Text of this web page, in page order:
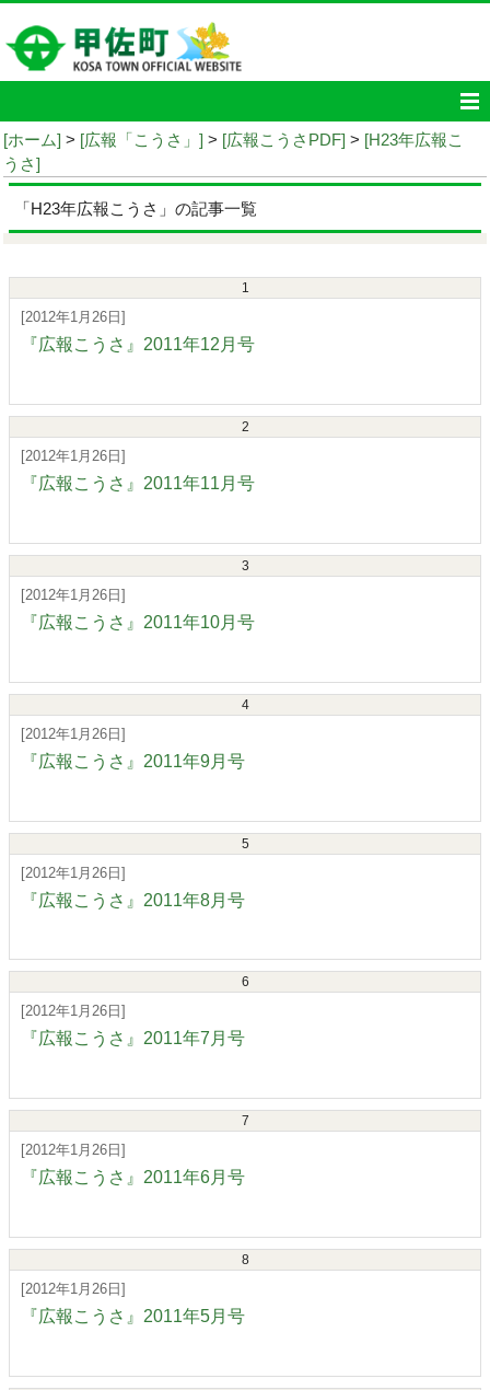
[ホーム] > [広報「こうさ」] > [広報こうさPDF] > [H23年広報こ
うさ]
「H23年広報こうさ」の記事一覧
1
[2012年1月26日]
『広報こうさ』2011年12月号
2
[2012年1月26日]
『広報こうさ』2011年11月号
3
[2012年1月26日]
『広報こうさ』2011年10月号
4
[2012年1月26日]
『広報こうさ』2011年9月号
5
[2012年1月26日]
『広報こうさ』2011年8月号
6
[2012年1月26日]
『広報こうさ』2011年7月号
7
[2012年1月26日]
『広報こうさ』2011年6月号
8
[2012年1月26日]
『広報こうさ』2011年5月号